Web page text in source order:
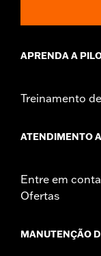
APRENDA A
Treinamento
ATENDIMENTO
Entre em
Ofertas
MANUTENÇÃO